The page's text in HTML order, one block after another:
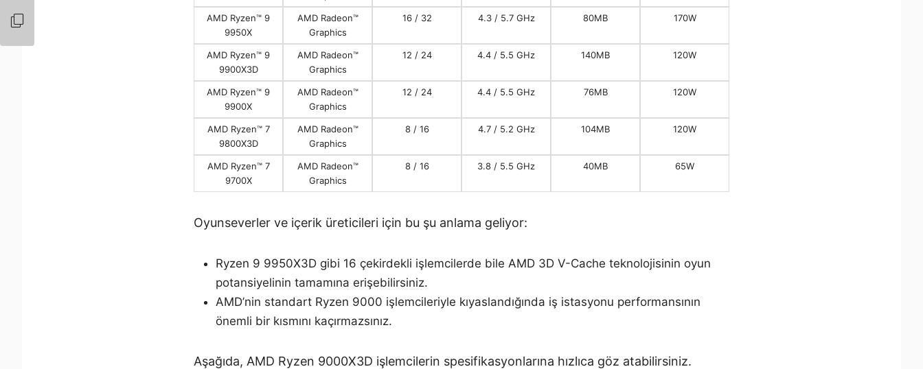
AMD Ryzen™ 9
9950X
AMD Radeon™
Graphics
16 / 32 4.3 / 5.7 GHz 80MB 170W
AMD Ryzen™ 9
9900X3D
AMD Radeon™
Graphics
12 / 24 4.4 / 5.5 GHz 140MB 120W
AMD Ryzen™ 9
9900X
AMD Radeon™
Graphics
12 / 24 4.4 / 5.5 GHz 76MB 120W
AMD Ryzen™ 7
9800X3D
AMD Radeon™
Graphics
8 / 16 4.7 / 5.2 GHz 104MB 120W
AMD Ryzen™ 7
9700X
AMD Radeon™
Graphics
8 / 16 3.8 / 5.5 GHz 40MB 65W
Oyunseverler ve içerik üreticileri için bu şu anlama geliyor:
Ryzen 9 9950X3D gibi 16 çekirdekli işlemcilerde bile AMD 3D V-Cache teknolojisinin oyun
potansiyelinin tamamına erişebilirsiniz.
AMD’nin standart Ryzen 9000 işlemcileriyle kıyaslandığında iş istasyonu performansının
önemli bir kısmını kaçırmazsınız.
Aşağıda, AMD Ryzen 9000X3D işlemcilerin spesifikasyonlarına hızlıca göz atabilirsiniz.